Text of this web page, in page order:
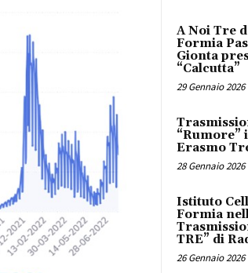
A Noi Tre
Formia
Gionta
“Calcutta”
29 Gennaio 2026
Erasmo
28 Gennaio 2026
Istituto
Formia
TRE” di
26 Gennaio 2026